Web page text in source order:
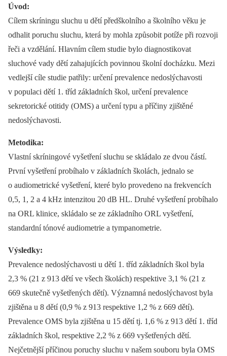
Úvod:
Cílem skríningu sluchu u dětí předškolního a školního věku je
odhalit poruchu sluchu, která by mohla způsobit potíže při rozvoji
řeči a vzdělání. Hlavním cílem studie bylo diagnostikovat
sluchové vady dětí zahajujících povinnou školní docházku. Mezi
vedlejší cíle studie patřily: určení prevalence nedoslýchavosti
v populaci dětí 1. tříd základních škol, určení prevalence
sekretorické otitidy (OMS) a určení typu a příčiny zjištěné
nedoslýchavosti.
Metodika:
Vlastní skríningové vyšetření sluchu se skládalo ze dvou částí.
První vyšetření probíhalo v základních školách, jednalo se
o audiometrické vyšetření, které bylo provedeno na frekvencích
0,5, 1, 2 a 4 kHz intenzitou 20 dB HL. Druhé vyšetření probíhalo
na ORL klinice, skládalo se ze základního ORL vyšetření,
standardní tónové audiometrie a tympanometrie.
Výsledky:
Prevalence nedoslýchavosti u dětí 1. tříd základních škol byla
2,3 % (21 z 913 dětí ve všech školách) respektive 3,1 % (21 z
669 skutečně vyšetřených dětí). Významná nedoslýchavost byla
zjištěna u 8 dětí (0,9 % z 913 respektive 1,2 % z 669 dětí).
Prevalence OMS byla zjištěna u 15 dětí tj. 1,6 % z 913 dětí 1. tříd
základních škol, respektive 2,2 % z 669 vyšetřených dětí.
Nejčetnější příčinou poruchy sluchu v našem souboru byla OMS